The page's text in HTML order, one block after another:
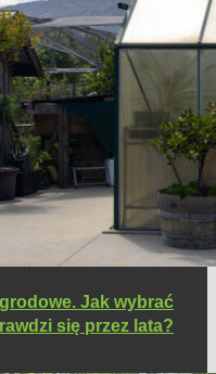
Jak wybrać
się przez lata?